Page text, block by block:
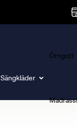
Sängkläder
Örngott